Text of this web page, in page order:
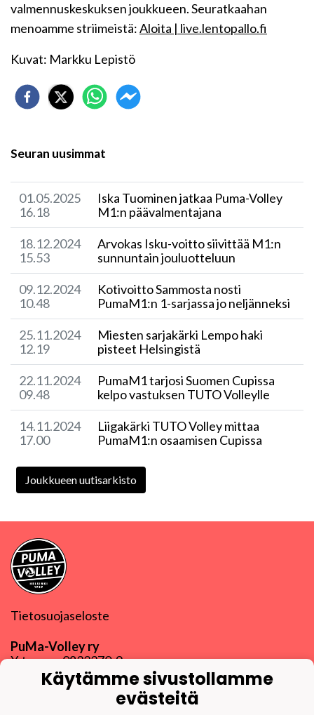
valmennuskeskuksen joukkueen. Seuratkaahan
menoamme striimeistä:Aloita | live.lentopallo.fi
Kuvat: Markku Lepistö
Seuran uusimmat
01.05.2025
16.18
Iska Tuominen jatkaa Puma-Volley
M1:n päävalmentajana
18.12.2024
15.53
Arvokas Isku-voitto siivittää M1:n
sunnuntain jouluotteluun
09.12.2024
10.48
Kotivoitto Sammosta nosti
PumaM1:n 1-sarjassa jo neljänneksi
25.11.2024
12.19
Miesten sarjakärki Lempo haki
pisteet Helsingistä
22.11.2024
09.48
​PumaM1 tarjosi Suomen Cupissa
kelpo vastuksen TUTO Volleylle
14.11.2024
17.00
Liigakärki TUTO Volley mittaa
PumaM1:n osaamisen Cupissa
Joukkueen uutisarkisto
Tietosuojaseloste
PuMa-Volley ry
Y-tunnus0832270-9
puma@puma-volley.fi
Linkki muihin yhteystietoihin
Käytämme sivustollamme
evästeitä